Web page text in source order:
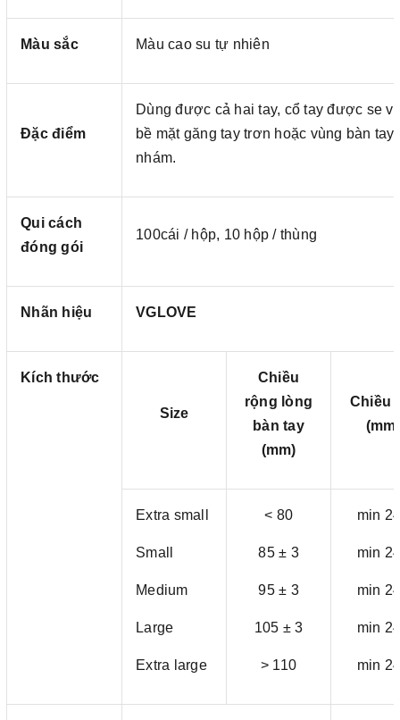
Màu sắc Màu cao su tự nhiên
Đặc điểm
Dùng được cả hai tay, cổ tay được se
bề mặt găng tay trơn hoặc vùng bàn tay
nhám.
Qui cách
đóng gói
100cái / hộp, 10 hộp / thùng
Nhãn hiệu VGLOVE
Kích thước
Size
Chiều
rộng lòng
bàn tay
(mm)
Chiều
(mm)
Extra small
Small
Medium
Large
Extra large
< 80
85 ± 3
95 ± 3
105 ± 3
> 110
min
min
min
min
min